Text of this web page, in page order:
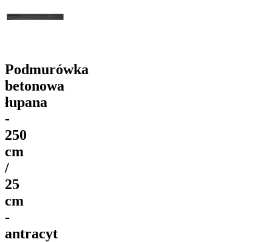
Podmurówka
betonowa
łupana
-
250
cm
/
25
cm
-
antracyt